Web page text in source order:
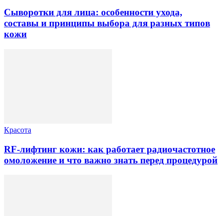
Сыворотки для лица: особенности ухода,
составы и принципы выбора для разных типов
кожи
Красота
RF-лифтинг кожи: как работает радиочастотное
омоложение и что важно знать перед процедурой